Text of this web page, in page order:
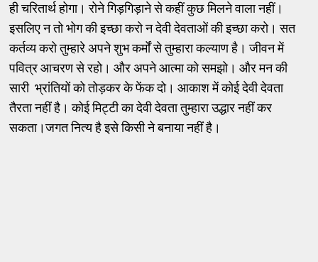
ही चरितार्थ होगा। रोने गिड़गिड़ाने से कहीं कुछ मिलने वाला नहीं।
इसलिए न तो भोग की इच्छा करो न देवी देवताओं की इच्छा करो। सत
कर्तव्य करो तुम्हारे अपने शुभ कर्मों से तुम्हारा कल्याण है। जीवन में
पवित्र आचरण से रहो। और अपने आत्मा को समझो। और मन की
सारी भ्रांतियों को तोड़कर के फेंक दो। आकाश में कोई देवी देवता
तैरता नहीं है। कोई मिट्टी का देवी देवता तुम्हारा उद्धार नहीं कर
सकता।जगत नित्य है इसे किसी ने बनाया नहीं है।